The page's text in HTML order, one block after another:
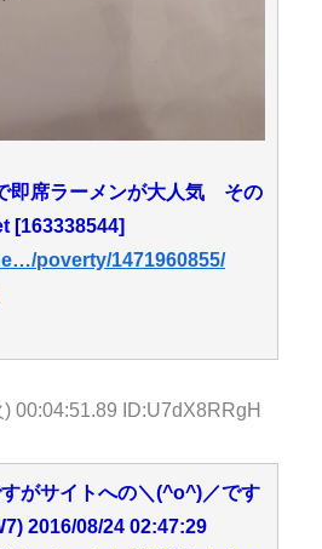
即席ラーメンが大人気 その
[163338544]
poverty/1471960855/
00:04:51.89 ID:U7dX8RRgH
がサイトへの＼(^o^)／です
2016/08/24 02:47:29